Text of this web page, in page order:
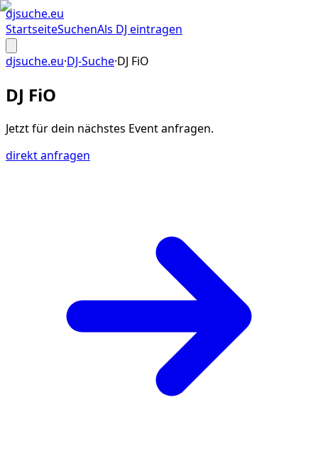
djsuche.eu
StartseiteSuchenAls DJ eintragen
djsuche.eu·DJ-Suche·DJ FiO
DJ FiO
Jetzt für dein nächstes Eventanfragen.
direkt anfragen